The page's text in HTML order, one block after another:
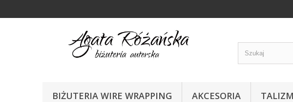
BIŻUTERIA WIRE WRAPPING AKCESORIA